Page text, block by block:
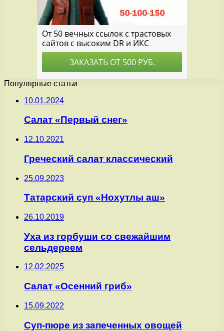
Популярные статьи
10.01.2024
Салат «Первый снег»
12.10.2021
Греческий салат классический
25.09.2023
Татарский суп «Нохутлы аш»
26.10.2019
Уха из горбуши со свежайшим
сельдереем
12.02.2025
Салат «Осенний гриб»
15.09.2022
Суп-пюре из запеченных овощей